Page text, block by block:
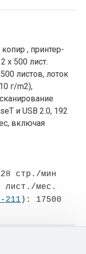
, принтер-
x 500 лист.
листов, лоток
г/m2),
и USB 2.0, 192
включая
стр./мин
лист./мес.
211 ): 17500